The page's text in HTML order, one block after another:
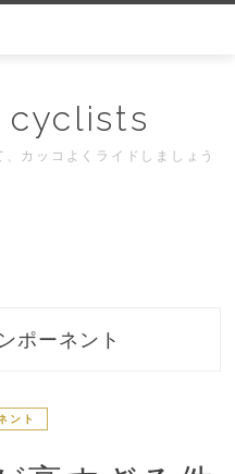
カッコよくライドしましょう
ポーネント
ント